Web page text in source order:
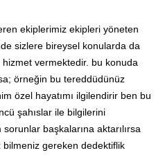
ekiplerimiz ekipleri yöneten
sizlere bireysel konularda da
hizmet vermektedir. bu konuda
örneğin bu tereddüdünüz
özel hayatımı ilgilendirir ben bu
şahıslar ile bilgilerini
başkalarına aktarılırsa
bilmeniz gereken dedektiflik